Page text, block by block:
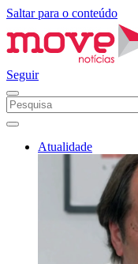
Saltar para o conteúdo
Seguir
Atualidade